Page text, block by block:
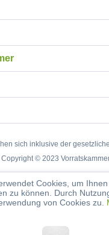
sich inklusive der
Copyright © 2023
Cookies, um
zu können. Durch
von Cookies zu.